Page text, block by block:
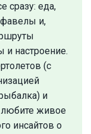
сразу: еда,
и,
и настроение.
(с
и
живое
инсайтов о